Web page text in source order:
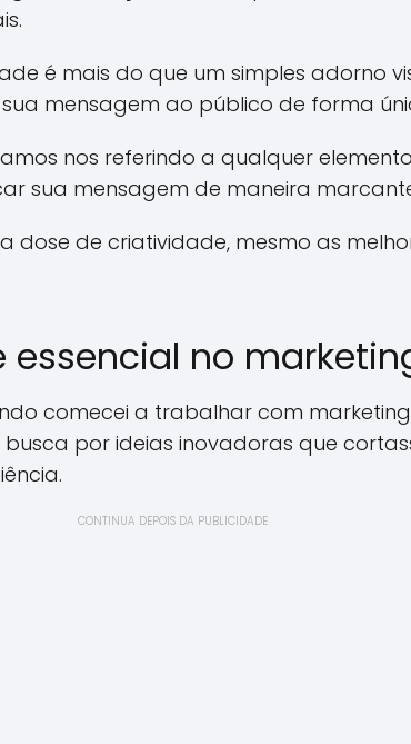
é mais do que um simples adorno
mensagem ao público de forma
nos referindo a qualquer
sua mensagem de maneira
dose de criatividade, mesmo as
essencial no
comecei a trabalhar com
por ideias inovadoras que
CONTINUA DEPOIS DA PUBLICIDADE